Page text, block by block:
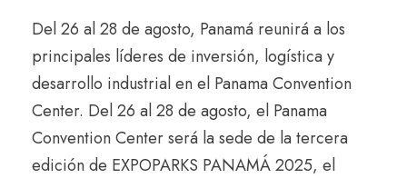
Del 26 al 28 de agosto, Panamá reunirá a los
principales líderes de inversión, logística y
desarrollo industrial en el Panama Convention
Center. Del 26 al 28 de agosto, el Panama
Convention Center será la sede de la tercera
edición de EXPOPARKS PANAMÁ 2025, el